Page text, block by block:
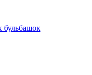
бульбашок